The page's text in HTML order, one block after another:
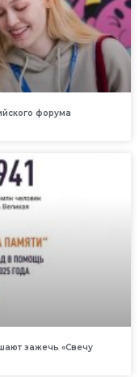
форума
зажечь «Свечу